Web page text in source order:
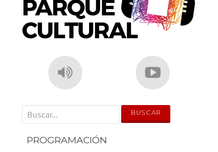
' . __('Search for:') . '
PROGRAMACIÓN